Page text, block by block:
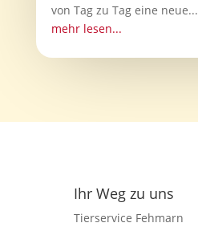
von Tag zu Tag eine neue...
mehr lesen...
Ihr Weg zu uns
Tierservice Fehmarn